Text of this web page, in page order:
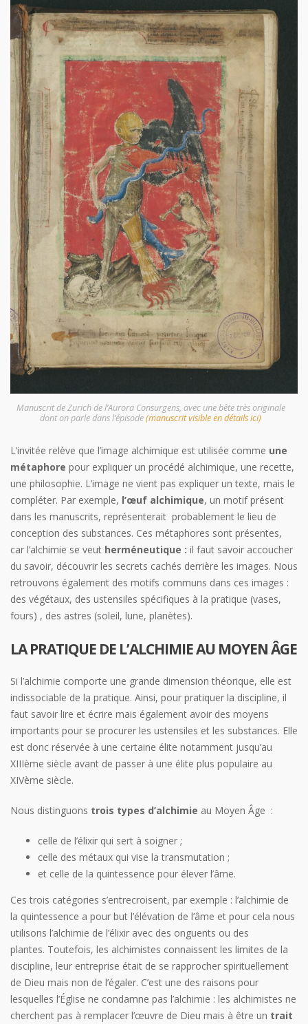
Manuscrit de Zurich de l’Aurora Consurgens, avec une bête très originale
dont on parle dans l’épisode(manuscrit visible en détails ici)
L’invitée relève que l’image alchimique est utilisée comme une
métaphore pour expliquer un procédé alchimique, une recette,
une philosophie. L’image ne vient pas expliquer un texte, mais le
compléter. Par exemple, l’œuf alchimique, un motif présent
dans les manuscrits, représenterait probablement le lieu de
conception des substances. Ces métaphores sont présentes,
car l’alchimie se veut herméneutique : il faut savoir accoucher
du savoir, découvrir les secrets cachés derrière les images. Nous
retrouvons également des motifs communs dans ces images :
des végétaux, des ustensiles spécifiques à la pratique (vases,
fours) , des astres (soleil, lune, planètes).
LA PRATIQUE DE L’ALCHIMIE AU MOYEN ÂGE
Si l’alchimie comporte une grande dimension théorique, elle est
indissociable de la pratique. Ainsi, pour pratiquer la discipline, il
faut savoir lire et écrire mais également avoir des moyens
importants pour se procurer les ustensiles et les substances. Elle
est donc réservée à une certaine élite notamment jusqu’au
XIIIème siècle avant de passer à une élite plus populaire au
XIVème siècle.
Nous distinguons trois types d’alchimie au Moyen Âge :
celle de l’élixir qui sert à soigner ;
celle des métaux qui vise la transmutation ;
et celle de la quintessence pour élever l’âme.
Ces trois catégories s’entrecroisent, par exemple : l’alchimie de
la quintessence a pour but l’élévation de l’âme et pour cela nous
utilisons l’alchimie de l’élixir avec des onguents ou des
plantes. Toutefois, les alchimistes connaissent les limites de la
discipline, leur entreprise était de se rapprocher spirituellement
de Dieu mais non de l’égaler. C’est une des raisons pour
lesquelles l’Église ne condamne pas l’alchimie : les alchimistes ne
cherchent pas à remplacer l’œuvre de Dieu mais à être un trait